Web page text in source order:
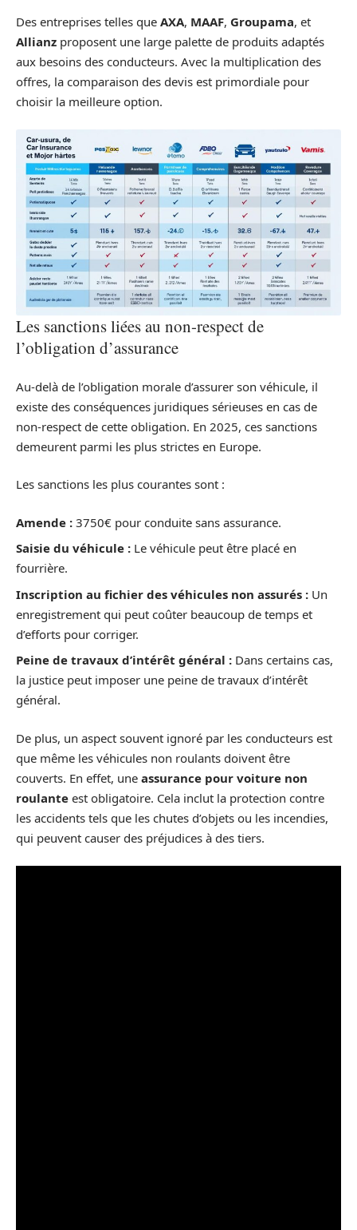
Des entreprises telles que AXA, MAAF, Groupama, et
Allianz proposent une large palette de produits adaptés
aux besoins des conducteurs. Avec la multiplication des
offres, la comparaison des devis est primordiale pour
choisir la meilleure option.
Les sanctions liées au non-respect de
l’obligation d’assurance
Au-delà de l’obligation morale d’assurer son véhicule, il
existe des conséquences juridiques sérieuses en cas de
non-respect de cette obligation. En 2025, ces sanctions
demeurent parmi les plus strictes en Europe.
Les sanctions les plus courantes sont :
Amende : 3750€ pour conduite sans assurance.
Saisie du véhicule : Le véhicule peut être placé en
fourrière.
Inscription au fichier des véhicules non assurés : Un
enregistrement qui peut coûter beaucoup de temps et
d’efforts pour corriger.
Peine de travaux d’intérêt général : Dans certains cas,
la justice peut imposer une peine de travaux d’intérêt
général.
De plus, un aspect souvent ignoré par les conducteurs est
que même les véhicules non roulants doivent être
couverts. En effet, une assurance pour voiture non
roulante est obligatoire. Cela inclut la protection contre
les accidents tels que les chutes d’objets ou les incendies,
qui peuvent causer des préjudices à des tiers.